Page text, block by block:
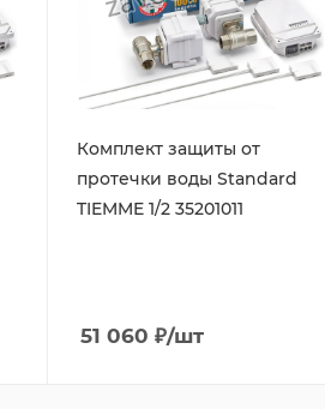
Комплект защиты от
протечки воды Standard
TIEMME 1/2 35201011
51 060 ₽/шт